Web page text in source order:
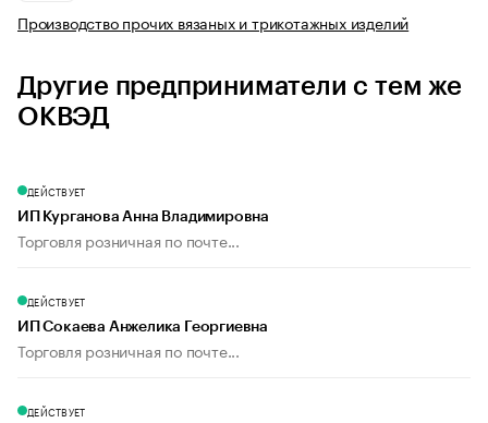
Производство прочих вязаных и трикотажных изделий
Другие предприниматели с тем же
ОКВЭД
ДЕЙСТВУЕТ
ИП Курганова Анна Владимировна
Торговля розничная по почте...
ДЕЙСТВУЕТ
ИП Сокаева Анжелика Георгиевна
Торговля розничная по почте...
ДЕЙСТВУЕТ